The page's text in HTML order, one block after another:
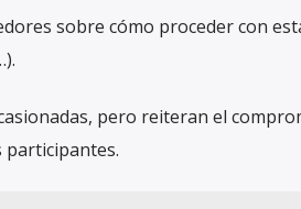
sobre cómo proceder con
pero reiteran el
participantes.